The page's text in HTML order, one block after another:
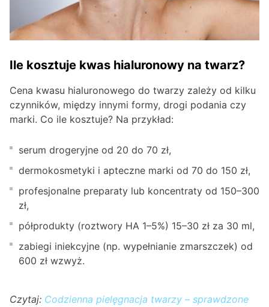
Ile kosztuje kwas hialuronowy na twarz?
Cena kwasu hialuronowego do twarzy zależy od kilku
czynników, między innymi formy, drogi podania czy
marki. Co ile kosztuje? Na przykład:
serum drogeryjne od 20 do 70 zł,
dermokosmetyki i apteczne marki od 70 do 150 zł,
profesjonalne preparaty lub koncentraty od 150–300
zł,
półprodukty (roztwory HA 1–5%) 15–30 zł za 30 ml,
zabiegi iniekcyjne (np. wypełnianie zmarszczek) od
600 zł wzwyż.
Czytaj: Codzienna pielęgnacja twarzy – sprawdzone